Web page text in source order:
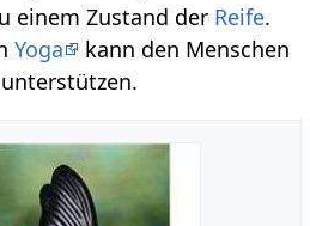
einem Zustand der Reife.
Yoga
kann den Menschen